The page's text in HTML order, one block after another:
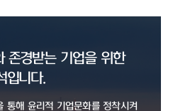
존경받는 기업을 위한
입니다.
통해 윤리적 기업문화를 정착시켜